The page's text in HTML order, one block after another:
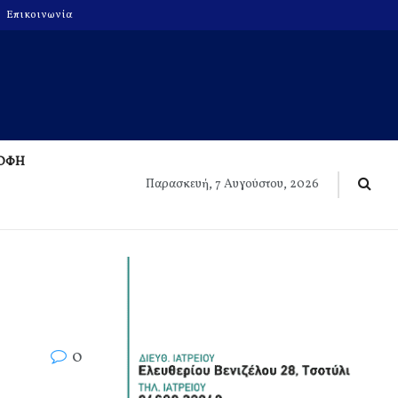
Επικοινωνία
Παρασκευή, 7 Αυγούστου, 2026
0